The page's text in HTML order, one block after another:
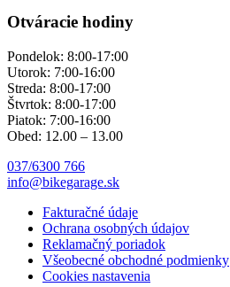
Otváracie hodiny
Pondelok: 8:00-17:00
Utorok: 7:00-16:00
Streda: 8:00-17:00
Štvrtok: 8:00-17:00
Piatok: 7:00-16:00
Obed: 12.00 – 13.00
037/6300 766
info@bikegarage.sk
Fakturačné údaje
Ochrana osobných údajov
Reklamačný poriadok
Všeobecné obchodné podmienky
Cookies nastavenia